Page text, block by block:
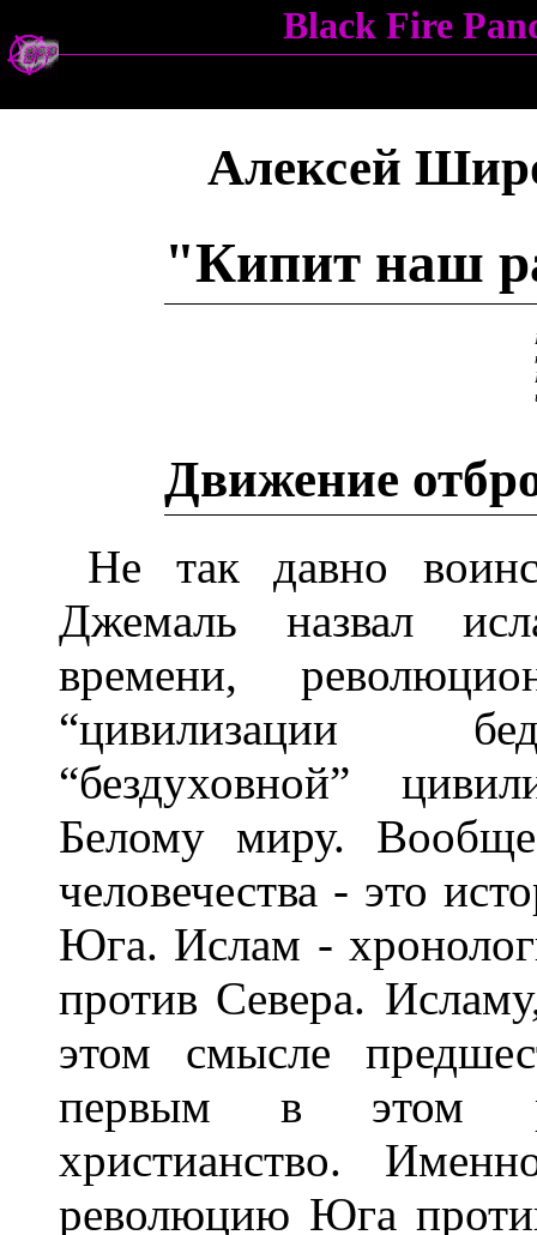
Black Fire
Алексей
"Кипит наш
Движение
Не так давно
Джемаль назвал
времени,
“цивилизации
“бездуховной”
Белому миру.
человечества - это
Юга. Ислам -
против Севера.
этом смысле
первым в этом
христианство.
революцию Юга